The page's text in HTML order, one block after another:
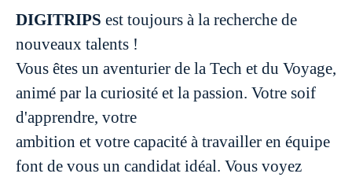
DIGITRIPS est toujours à la recherche de
nouveaux talents !
Vous êtes un aventurier de la Tech et du Voyage,
animé par la curiosité et la passion. Votre soif
d'apprendre, votre
ambition et votre capacité à travailler en équipe
font de vous un candidat idéal. Vous voyez